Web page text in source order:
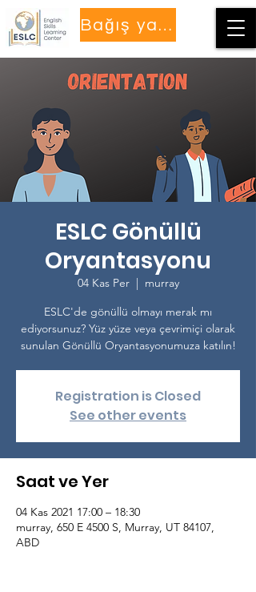
Bağış yapmak
ESLC Gönüllü
Oryantasyonu
04 Kas Per
  |
murray
ESLC'de gönüllü olmayı merak mı
ediyorsunuz? Yüz yüze veya çevrimiçi olarak
sunulan Gönüllü Oryantasyonumuza katılın!
Registration is Closed
See other events
Saat ve Yer
04 Kas 2021 17:00 – 18:30
murray, 650 E 4500 S, Murray, UT 84107,
ABD